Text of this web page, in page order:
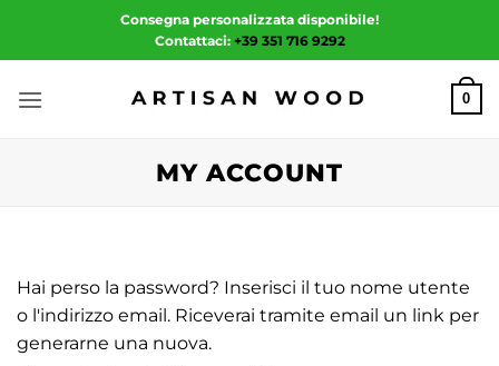
Consegna personalizzata disponibile!
Contattaci: +39 351 716 9292
0
MY ACCOUNT
Hai perso la password? Inserisci il tuo nome utente
o l'indirizzo email. Riceverai tramite email un link per
generarne una nuova.